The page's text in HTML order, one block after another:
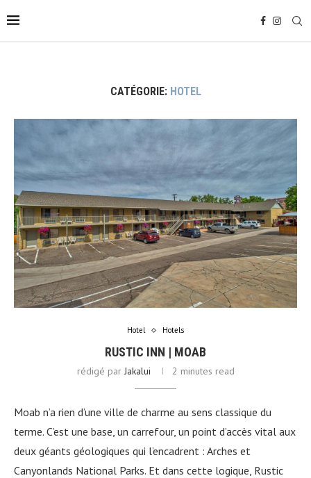
CATÉGORIE: HOTEL
Hotel Hotels
RUSTIC INN | MOAB
rédigé par Jakalui 2 minutes read
Moab n’a rien d’une ville de charme au sens classique du
terme. C’est une base, un carrefour, un point d’accès vital aux
deux géants géologiques qui l’encadrent : Arches et
Canyonlands National Parks. Et dans cette logique, Rustic